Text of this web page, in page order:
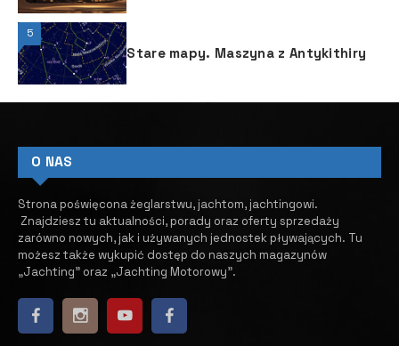
5
Stare mapy. Maszyna z Antykithiry
O NAS
Strona poświęcona żeglarstwu, jachtom, jachtingowi.
Znajdziesz tu aktualności, porady oraz oferty sprzedaży
zarówno nowych, jak i używanych jednostek pływających. ​ Tu
możesz także wykupić dostęp do naszych magazynów
„Jachting” oraz „Jachting Motorowy”.